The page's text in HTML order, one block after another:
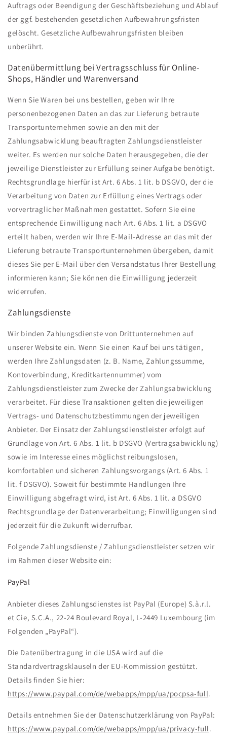
Auftrags oder Beendigung der Geschäftsbeziehung und Ablauf
der ggf. bestehenden gesetzlichen Aufbewahrungsfristen
gelöscht. Gesetzliche Aufbewahrungsfristen bleiben
unberührt.
Daten­übermittlung bei Vertragsschluss für Online-
Shops, Händler und Warenversand
Wenn Sie Waren bei uns bestellen, geben wir Ihre
personenbezogenen Daten an das zur Lieferung betraute
Transportunternehmen sowie an den mit der
Zahlungsabwicklung beauftragten Zahlungsdienstleister
weiter. Es werden nur solche Daten herausgegeben, die der
jeweilige Dienstleister zur Erfüllung seiner Aufgabe benötigt.
Rechtsgrundlage hierfür ist Art. 6 Abs. 1 lit. b DSGVO, der die
Verarbeitung von Daten zur Erfüllung eines Vertrags oder
vorvertraglicher Maßnahmen gestattet. Sofern Sie eine
entsprechende Einwilligung nach Art. 6 Abs. 1 lit. a DSGVO
erteilt haben, werden wir Ihre E-Mail-Adresse an das mit der
Lieferung betraute Transportunternehmen übergeben, damit
dieses Sie per E-Mail über den Versandstatus Ihrer Bestellung
informieren kann; Sie können die Einwilligung jederzeit
widerrufen.
Zahlungsdienste
Wir binden Zahlungsdienste von Drittunternehmen auf
unserer Website ein. Wenn Sie einen Kauf bei uns tätigen,
werden Ihre Zahlungsdaten (z. B. Name, Zahlungssumme,
Kontoverbindung, Kreditkartennummer) vom
Zahlungsdienstleister zum Zwecke der Zahlungsabwicklung
verarbeitet. Für diese Transaktionen gelten die jeweiligen
Vertrags- und Datenschutzbestimmungen der jeweiligen
Anbieter. Der Einsatz der Zahlungsdienstleister erfolgt auf
Grundlage von Art. 6 Abs. 1 lit. b DSGVO (Vertragsabwicklung)
sowie im Interesse eines möglichst reibungslosen,
komfortablen und sicheren Zahlungsvorgangs (Art. 6 Abs. 1
lit. f DSGVO). Soweit für bestimmte Handlungen Ihre
Einwilligung abgefragt wird, ist Art. 6 Abs. 1 lit. a DSGVO
Rechtsgrundlage der Datenverarbeitung; Einwilligungen sind
jederzeit für die Zukunft widerrufbar.
Folgende Zahlungsdienste / Zahlungsdienstleister setzen wir
im Rahmen dieser Website ein:
PayPal
Anbieter dieses Zahlungsdienstes ist PayPal (Europe) S.à.r.l.
et Cie, S.C.A., 22-24 Boulevard Royal, L-2449 Luxembourg (im
Folgenden „PayPal“).
Die Datenübertragung in die USA wird auf die
Standardvertragsklauseln der EU-Kommission gestützt.
Details finden Sie hier:
https://www.paypal.com/de/webapps/mpp/ua/pocpsa-full.
Details entnehmen Sie der Datenschutzerklärung von PayPal:
https://www.paypal.com/de/webapps/mpp/ua/privacy-full.